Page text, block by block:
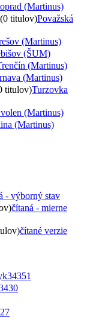
(Martinus)
titulov)Považská
(Martinus)
(ŠUM)
(Martinus)
(Martinus)
titulov)Turzovka
(Martinus)
(Martinus)
- výborný stav
čítaná - mierne
čítané verzie
34351